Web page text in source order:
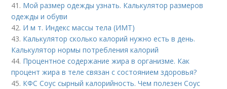
41. Мой размер одежды узнать. Калькулятор размеров
одежды и обуви
42. И м т. Индекс массы тела (ИМТ)
43. Калькулятор сколько калорий нужно есть в день.
Калькулятор нормы потребления калорий
44. Процентное содержание жира в организме. Как
процент жира в теле связан с состоянием здоровья?
45. КФС Соус сырный калорийность. Чем полезен Соус